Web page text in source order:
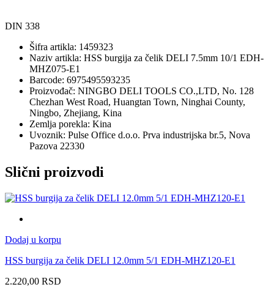
DIN 338
Šifra artikla: 1459323
Naziv artikla: HSS burgija za čelik DELI 7.5mm 10/1 EDH-
MHZ075-E1
Barcode: 6975495593235
Proizvođač: NINGBO DELI TOOLS CO.,LTD, No. 128
Chezhan West Road, Huangtan Town, Ninghai County,
Ningbo, Zhejiang, Kina
Zemlja porekla: Kina
Uvoznik: Pulse Office d.o.o. Prva industrijska br.5, Nova
Pazova 22330
Slični proizvodi
Dodaj u korpu
HSS burgija za čelik DELI 12.0mm 5/1 EDH-MHZ120-E1
2.220,00 RSD